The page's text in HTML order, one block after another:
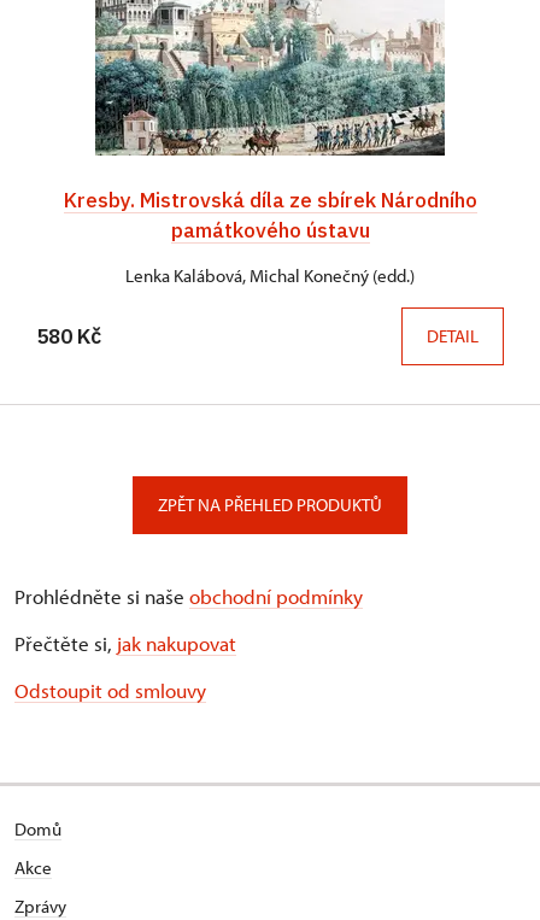
Kresby. Mistrovská díla ze sbírek Národního
památkového ústavu
Lenka Kalábová, Michal Konečný (edd.)
580 Kč DETAIL
ZPĚT NA PŘEHLED PRODUKTŮ
Prohlédněte si naše obchodní podmínky
Přečtěte si, jak nakupovat
Odstoupit od smlouvy
Domů
Akce
Zprávy